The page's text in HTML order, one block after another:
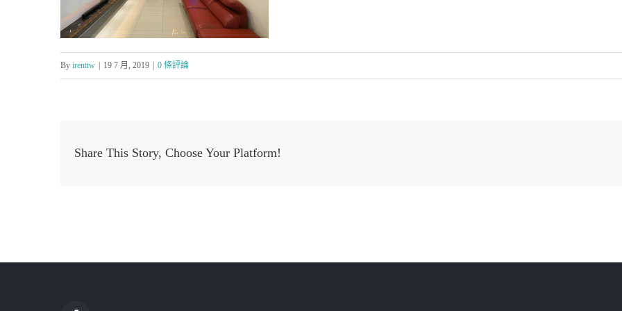
By irenttw | 19 7 月, 2019 | 0 條評論
Share This Story, Choose Your Platform!